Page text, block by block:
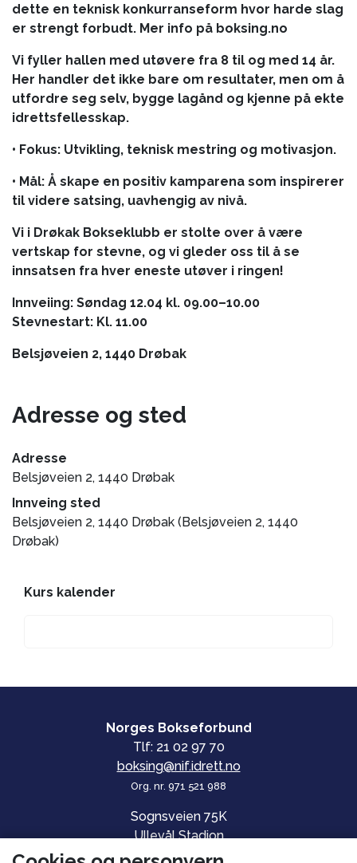
dette en teknisk konkurranseform hvor harde slag
er strengt forbudt. Mer info på boksing.no
Vi fyller hallen med utøvere fra 8 til og med 14 år.
Her handler det ikke bare om resultater, men om å
utfordre seg selv, bygge lagånd og kjenne på ekte
idrettsfellesskap.
• Fokus: Utvikling, teknisk mestring og motivasjon.
• Mål: Å skape en positiv kamparena som inspirerer
til videre satsing, uavhengig av nivå.
Vi i Drøkak Bokseklubb er stolte over å være
vertskap for stevne, og vi gleder oss til å se
innsatsen fra hver eneste utøver i ringen!
Innveiing: Søndag 12.04 kl. 09.00–10.00
Stevnestart: Kl. 11.00
Belsjøveien 2, 1440 Drøbak
Adresse og sted
Adresse
Belsjøveien 2, 1440 Drøbak
Innveing sted
Belsjøveien 2, 1440 Drøbak (Belsjøveien 2, 1440
Drøbak)
Kurs kalender
Norges Bokseforbund
Tlf: 21 02 97 70
boksing@nif.idrett.no
Org. nr. 971 521 988
Sognsveien 75K
Ullevål Stadion
0840 OSLO